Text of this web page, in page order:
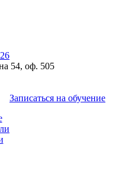
54, оф. 505
Записаться на обучение